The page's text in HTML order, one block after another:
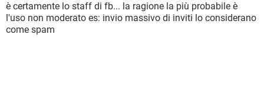
è certamente lo staff di fb... la ragione la più probabile è
l'uso non moderato es: invio massivo di inviti lo considerano
come spam